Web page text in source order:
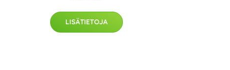
LISÄTIETOJA